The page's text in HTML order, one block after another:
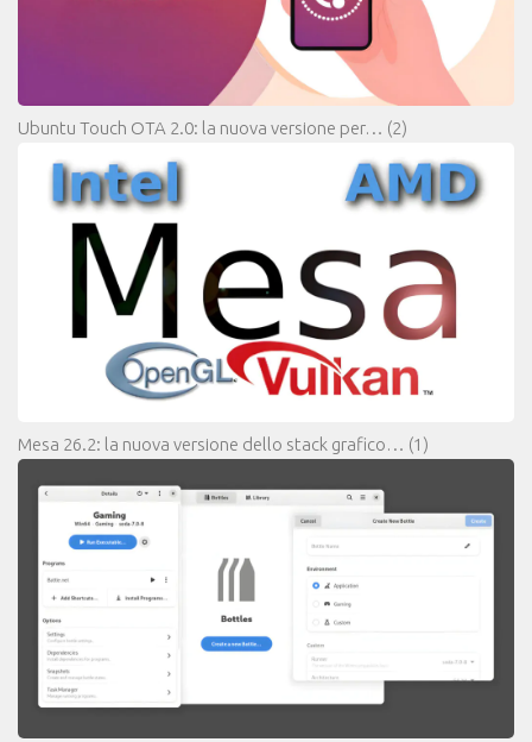
Ubuntu Touch OTA 2.0: la nuova versione per… (2)
Mesa 26.2: la nuova versione dello stack grafico… (1)